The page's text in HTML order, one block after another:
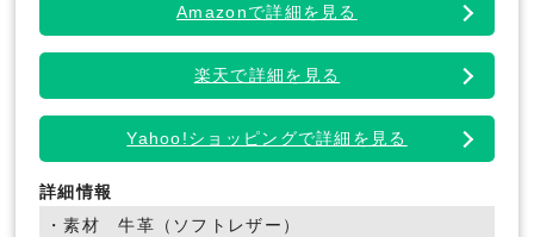
Amazonで詳細を見る
楽天で詳細を見る
Yahoo!ショッピングで詳細を見る
詳細情報
・素材 牛革（ソフトレザー）